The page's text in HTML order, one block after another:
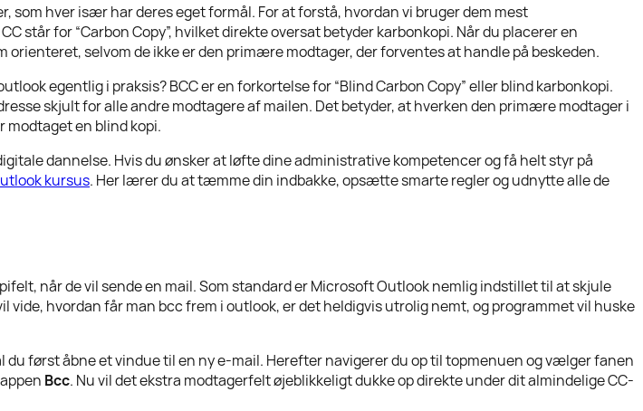
som hver især har deres eget formål. For at forstå, hvordan vi bruger dem mest
står for “Carbon Copy”, hvilket direkte oversat betyder karbonkopi. Når du placerer en
selvom de ikke er den primære modtager, der forventes at handle på beskeden.
egentlig i praksis? BCC er en forkortelse for “Blind Carbon Copy” eller blind karbonkopi.
skjult for alle andre modtagere af mailen. Det betyder, at hverken den primære modtager i
modtaget en blind kopi.
dannelse. Hvis du ønsker at løfte dine administrative kompetencer og få helt styr på
kursus. Her lærer du at tæmme din indbakke, opsætte smarte regler og udnytte alle de
når de vil sende en mail. Som standard er Microsoft Outlook nemlig indstillet til at skjule
hvordan får man bcc frem i outlook, er det heldigvis utrolig nemt, og programmet vil huske
du først åbne et vindue til en ny e-mail. Herefter navigerer du op til topmenuen og vælger fanen
Bcc. Nu vil det ekstra modtagerfelt øjeblikkeligt dukke op direkte under dit almindelige CC-